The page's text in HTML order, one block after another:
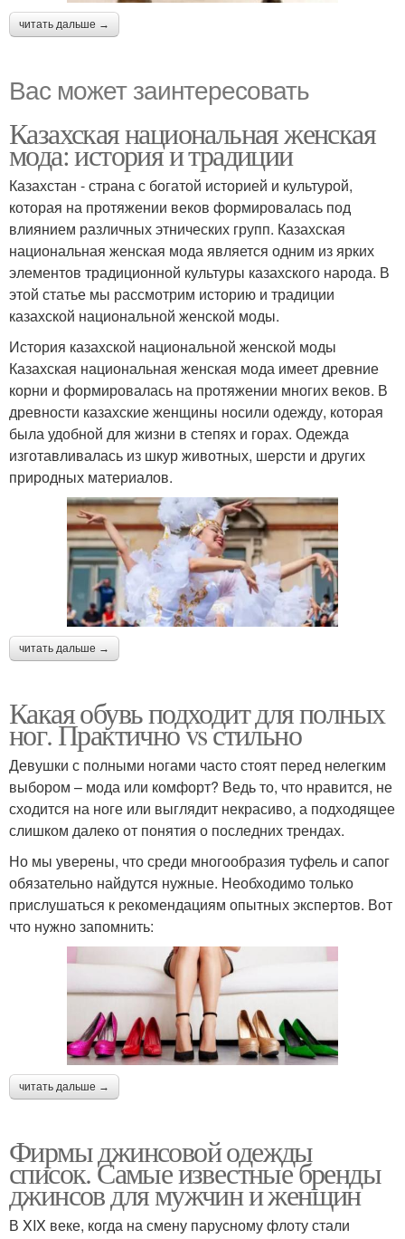
читать дальше →
Вас может заинтересовать
Казахская национальная женская
мода: история и традиции
Казахстан - страна с богатой историей и культурой,
которая на протяжении веков формировалась под
влиянием различных этнических групп. Казахская
национальная женская мода является одним из ярких
элементов традиционной культуры казахского народа. В
этой статье мы рассмотрим историю и традиции
казахской национальной женской моды.
История казахской национальной женской моды
Казахская национальная женская мода имеет древние
корни и формировалась на протяжении многих веков. В
древности казахские женщины носили одежду, которая
была удобной для жизни в степях и горах. Одежда
изготавливалась из шкур животных, шерсти и других
природных материалов.
читать дальше →
Какая обувь подходит для полных
ног. Практично vs стильно
Девушки с полными ногами часто стоят перед нелегким
выбором – мода или комфорт? Ведь то, что нравится, не
сходится на ноге или выглядит некрасиво, а подходящее
слишком далеко от понятия о последних трендах.
Но мы уверены, что среди многообразия туфель и сапог
обязательно найдутся нужные. Необходимо только
прислушаться к рекомендациям опытных экспертов. Вот
что нужно запомнить:
читать дальше →
Фирмы джинсовой одежды
список. Самые известные бренды
джинсов для мужчин и женщин
В XIX веке, когда на смену парусному флоту стали